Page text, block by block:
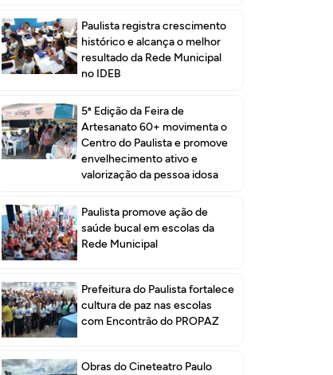
Paulista registra crescimento
histórico e alcança o melhor
resultado da Rede Municipal
no IDEB
5ª Edição da Feira de
Artesanato 60+ movimenta o
Centro do Paulista e promove
envelhecimento ativo e
valorização da pessoa idosa
Paulista promove ação de
saúde bucal em escolas da
Rede Municipal
Prefeitura do Paulista fortalece
cultura de paz nas escolas
com Encontrão do PROPAZ
Obras do Cineteatro Paulo